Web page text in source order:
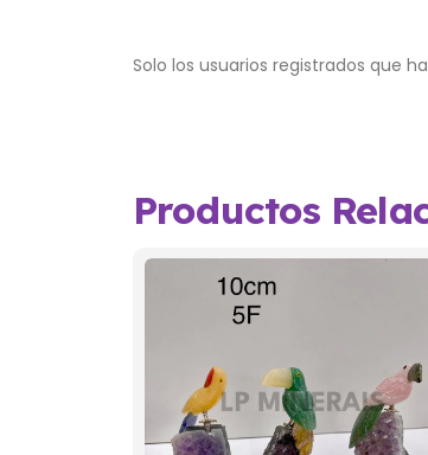
Solo los usuarios registrados que
Productos